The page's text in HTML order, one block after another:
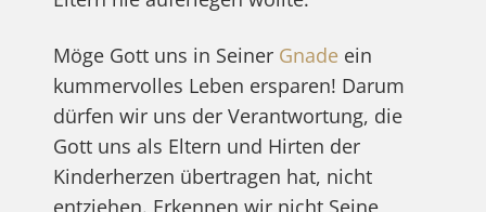
Möge Gott uns in Seiner Gnadeein
kummervolles Leben ersparen! Darum
dürfen wir uns der Verantwortung, die
Gott uns als Eltern und Hirten der
Kinderherzen übertragen hat, nicht
entziehen. Erkennen wir nicht Seine